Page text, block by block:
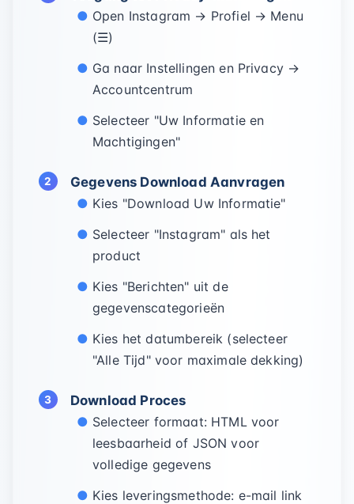
Open Instagram → Profiel → Menu
(☰)
Ga naar Instellingen en Privacy →
Accountcentrum
Selecteer "Uw Informatie en
Machtigingen"
Gegevens Download Aanvragen
Kies "Download Uw Informatie"
Selecteer "Instagram" als het
product
Kies "Berichten" uit de
gegevenscategorieën
Kies het datumbereik (selecteer
"Alle Tijd" voor maximale dekking)
Download Proces
Selecteer formaat: HTML voor
leesbaarheid of JSON voor
volledige gegevens
Kies leveringsmethode: e-mail link